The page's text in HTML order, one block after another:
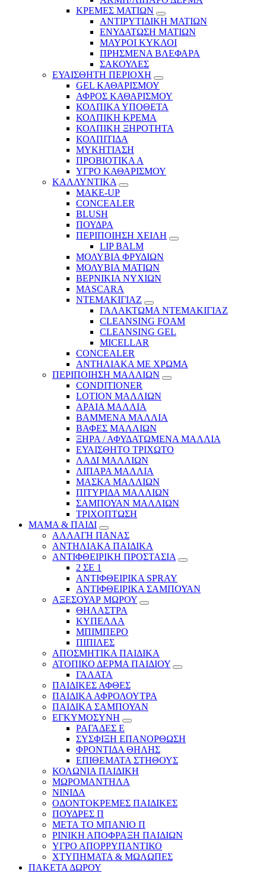
ΚΡΕΜΕΣ ΜΑΤΙΩΝ
ΑΝΤΙΡΥΤΙΔΙΚΗ ΜΑΤΙΩΝ
ΕΝΥΔΑΤΩΣΗ ΜΑΤΙΩΝ
ΜΑΥΡΟΙ ΚΥΚΛΟΙ
ΠΡΗΣΜΕΝΑ ΒΛΕΦΑΡΑ
ΣΑΚΟΥΛΕΣ
ΕΥΑΙΣΘΗΤΗ ΠΕΡΙΟΧΗ
GEL ΚΑΘΑΡΙΣΜΟΥ
ΑΦΡΟΣ ΚΑΘΑΡΙΣΜΟΥ
ΚΟΛΠΙΚΑ ΥΠΟΘΕΤΑ
ΚΟΛΠΙΚΗ ΚΡΕΜΑ
ΚΟΛΠΙΚΗ ΞΗΡΟΤΗΤΑ
ΚΟΛΠΙΤΙΔΑ
ΜΥΚΗΤΙΑΣΗ
ΠΡΟΒΙΟΤΙΚΑ Α
ΥΓΡΟ ΚΑΘΑΡΙΣΜΟΥ
ΚΑΛΛΥΝΤΙΚΑ
MAKE-UP
CONCEALER
BLUSH
ΠΟΥΔΡΑ
ΠΕΡΙΠΟΙΗΣΗ ΧΕΙΛΗ
LIP BALM
ΜΟΛΥΒΙΑ ΦΡΥΔΙΩΝ
ΜΟΛΥΒΙΑ ΜΑΤΙΩΝ
ΒΕΡΝΙΚΙΑ ΝΥΧΙΩΝ
MASCARA
ΝΤΕΜΑΚΙΓΙΑΖ
ΓΑΛΑΚΤΩΜΑ ΝΤΕΜΑΚΙΓΙΑΖ
CLEANSING FOAM
CLEANSING GEL
MICELLAR
CONCEALER
ΑΝΤΗΛΙΑΚΑ ΜΕ ΧΡΩΜΑ
ΠΕΡΙΠΟΙΗΣΗ ΜΑΛΛΙΩΝ
CONDITIONER
LOTION ΜΑΛΛΙΩΝ
ΑΡΑΙΑ ΜΑΛΛΙΑ
ΒΑΜΜΕΝΑ ΜΑΛΛΙΑ
ΒΑΦΕΣ ΜΑΛΛΙΩΝ
ΞΗΡΑ / ΑΦΥΔΑΤΩΜΕΝΑ ΜΑΛΛΙΑ
ΕΥΑΙΣΘΗΤΟ ΤΡΙΧΩΤΟ
ΛΑΔΙ ΜΑΛΛΙΩΝ
ΛΙΠΑΡΑ ΜΑΛΛΙΑ
ΜΑΣΚΑ ΜΑΛΛΙΩΝ
ΠΙΤΥΡΙΔΑ ΜΑΛΛΙΩΝ
ΣΑΜΠΟΥΑΝ ΜΑΛΛΙΩΝ
ΤΡΙΧΟΠΤΩΣΗ
ΜΑΜΑ & ΠΑΙΔΙ
ΑΛΛΑΓΗ ΠΑΝΑΣ
ΑΝΤΗΛΙΑΚΑ ΠΑΙΔΙΚΑ
ΑΝΤΙΦΘΕΙΡΙΚΗ ΠΡΟΣΤΑΣΙΑ
2 ΣΕ 1
ΑΝΤΙΦΘΕΙΡΙΚΑ SPRAY
ΑΝΤΙΦΘΕΙΡΙΚΑ ΣΑΜΠΟΥΑΝ
ΑΞΕΣΟΥΑΡ ΜΩΡΟΥ
ΘΗΛΑΣΤΡΑ
ΚΥΠΕΛΛΑ
ΜΠΙΜΠΕΡΟ
ΠΙΠΙΛΕΣ
ΑΠΟΣΜΗΤΙΚΑ ΠΑΙΔΙΚΑ
ΑΤΟΠΙΚΟ ΔΕΡΜΑ ΠΑΙΔΙΟΥ
ΓΑΛΑΤΑ
ΠΑΙΔΙΚΕΣ ΑΦΘΕΣ
ΠΑΙΔΙΚΑ ΑΦΡΟΛΟΥΤΡΑ
ΠΑΙΔΙΚΑ ΣΑΜΠΟΥΑΝ
ΕΓΚΥΜΟΣΥΝΗ
ΡΑΓΑΔΕΣ Ε
ΣΥΣΦΙΞΗ ΕΠΑΝΟΡΘΩΣΗ
ΦΡΟΝΤΙΔΑ ΘΗΛΗΣ
ΕΠΙΘΕΜΑΤΑ ΣΤΗΘΟΥΣ
ΚΟΛΩΝΙΑ ΠΑΙΔΙΚΗ
ΜΩΡΟΜΑΝΤΗΛΑ
ΝΙΝΙΔΑ
ΟΔΟΝΤΟΚΡΕΜΕΣ ΠΑΙΔΙΚΕΣ
ΠΟΥΔΡΕΣ Π
ΜΕΤΑ ΤΟ ΜΠΑΝΙΟ Π
ΡΙΝΙΚΗ ΑΠΟΦΡΑΞΗ ΠΑΙΔΙΩΝ
ΥΓΡΟ ΑΠΟΡΡΥΠΑΝΤΙΚΟ
ΧΤΥΠΗΜΑΤΑ & ΜΩΛΩΠΕΣ
ΠΑΚΕΤΑ ΔΩΡΟΥ